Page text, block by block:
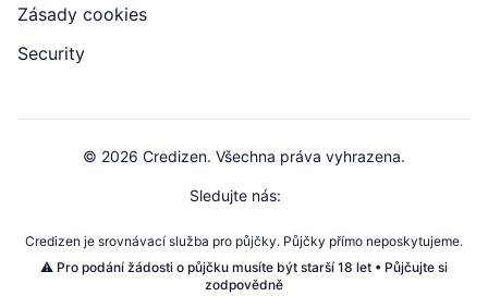
Zásady cookies
Security
© 2026 Credizen. Všechna práva vyhrazena.
Sledujte nás:
Credizen je srovnávací služba pro půjčky. Půjčky přímo neposkytujeme.
⚠️ Pro podání žádosti o půjčku musíte být starší 18 let • Půjčujte si
zodpovědně